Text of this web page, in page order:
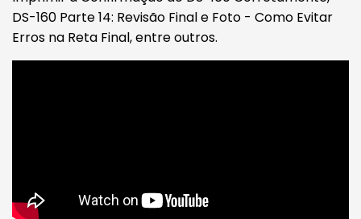
DS-160 Parte 14: Revisão Final e Foto - Como Evitar
Erros na Reta Final, entre outros.